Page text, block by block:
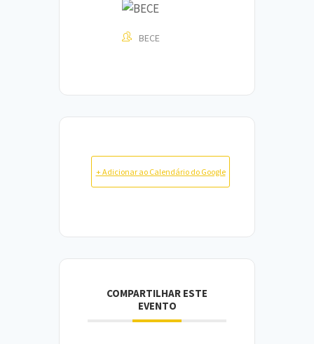
BECE
+ Adicionar ao Calendário do Google
COMPARTILHAR ESTE
EVENTO